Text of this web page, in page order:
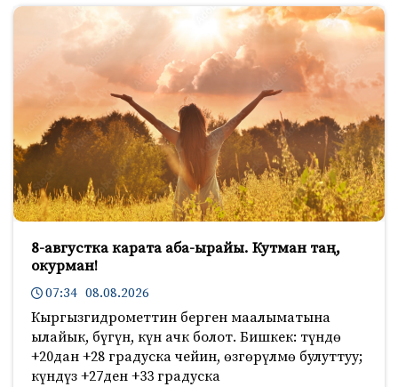
8-августка карата аба-ырайы. Кутман таң,
окурман!
07:34 08.08.2026
Кыргызгидрометтин берген маалыматына
ылайык, бүгүн, күн ачк болот. Бишкек: түндө
+20дан +28 градуска чейин, өзгөрүлмө булуттуу;
күндүз +27ден +33 градуска